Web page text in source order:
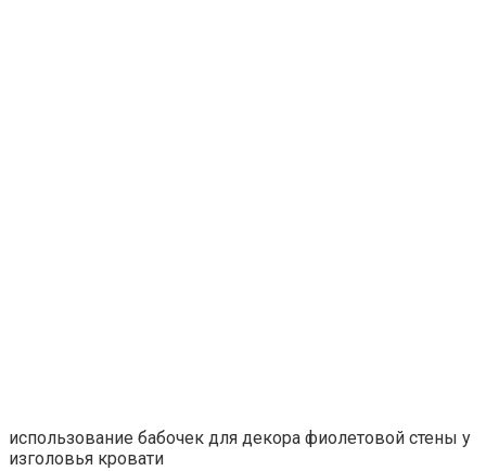
использование бабочек для декора фиолетовой стены у
изголовья кровати